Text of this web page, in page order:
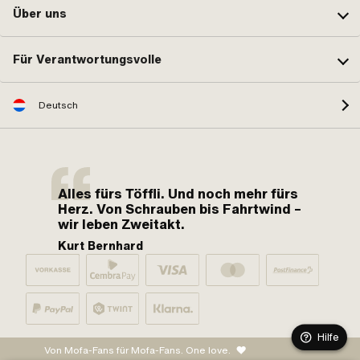
Über uns
Für Verantwortungsvolle
Deutsch
Alles fürs Töffli. Und noch mehr fürs
Herz. Von Schrauben bis Fahrtwind –
wir leben Zweitakt.
Kurt Bernhard
Von Mofa-Fans für Mofa-Fans. One love.
Hilfe